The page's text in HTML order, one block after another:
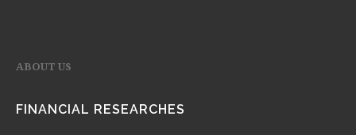
ABOUT US
FINANCIAL RESEARCHES